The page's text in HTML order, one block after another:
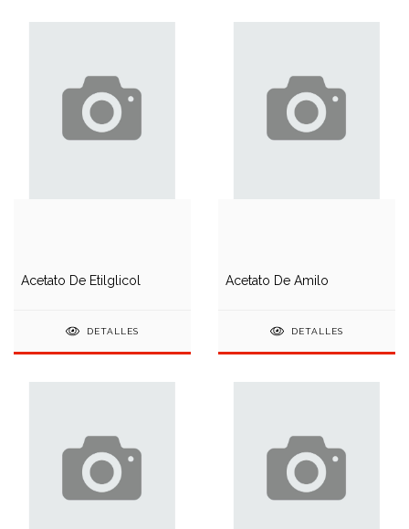
Acetato De Etilglicol
DETALLES
Acetato De Amilo
DETALLES